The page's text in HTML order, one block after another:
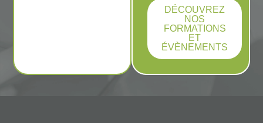
DÉCOUVREZ
NOS
FORMATIONS
ET
ÉVÈNEMENTS